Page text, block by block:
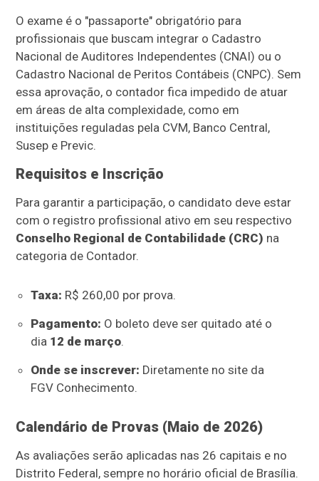
O exame é o "passaporte" obrigatório para
profissionais que buscam integrar o Cadastro
Nacional de Auditores Independentes (CNAI) ou o
Cadastro Nacional de Peritos Contábeis (CNPC). Sem
essa aprovação, o contador fica impedido de atuar
em áreas de alta complexidade, como em
instituições reguladas pela CVM, Banco Central,
Susep e Previc.
Requisitos e Inscrição
Para garantir a participação, o candidato deve estar
com o registro profissional ativo em seu respectivo
Conselho Regional de Contabilidade (CRC) na
categoria de Contador.
Taxa: R$ 260,00 por prova.
Pagamento: O boleto deve ser quitado até o
dia 12 de março.
Onde se inscrever: Diretamente no site da
FGV Conhecimento.
Calendário de Provas (Maio de 2026)
As avaliações serão aplicadas nas 26 capitais e no
Distrito Federal, sempre no horário oficial de Brasília.